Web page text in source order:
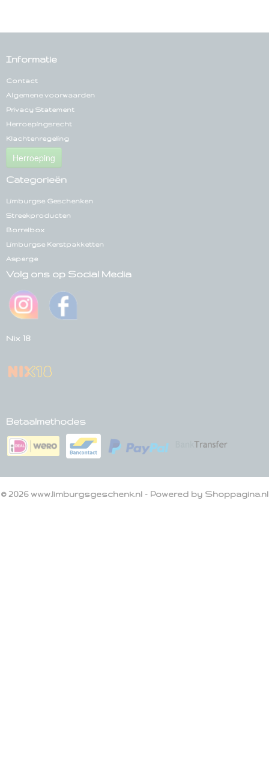
Informatie
Contact
Algemene voorwaarden
Privacy Statement
Herroepingsrecht
Klachtenregeling
Herroeping
Categorieën
Limburgse Geschenken
Streekproducten
Borrelbox
Limburgse Kerstpakketten
Asperge
Volg ons op Social Media
Nix 18
Betaalmethodes
© 2026 www.limburgsgeschenk.nl - Powered by Shoppagina.nl